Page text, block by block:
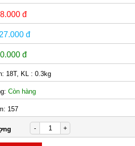
đ
27.000 đ
đ
18T, KL : 0.3kg
Còn hàng
157
- +